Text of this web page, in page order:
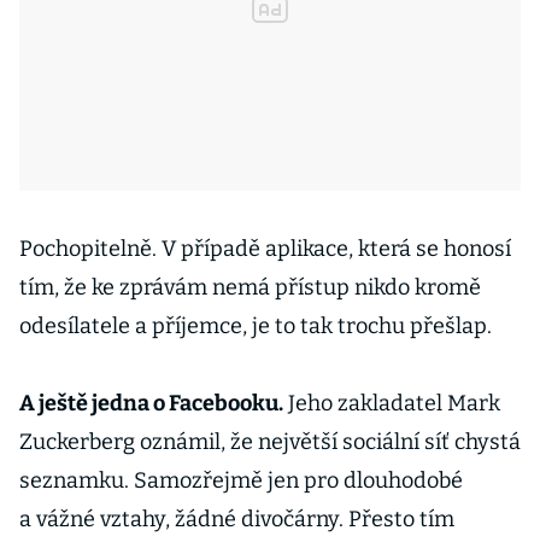
Pochopitelně. V případě aplikace, která se honosí
tím, že ke zprávám nemá přístup nikdo kromě
odesílatele a příjemce, je to tak trochu přešlap.
A ještě jedna o Facebooku.Jeho zakladatel Mark
Zuckerberg oznámil, že největší sociální síť chystá
seznamku. Samozřejmě jen pro dlouhodobé
a vážné vztahy, žádné divočárny. Přesto tím